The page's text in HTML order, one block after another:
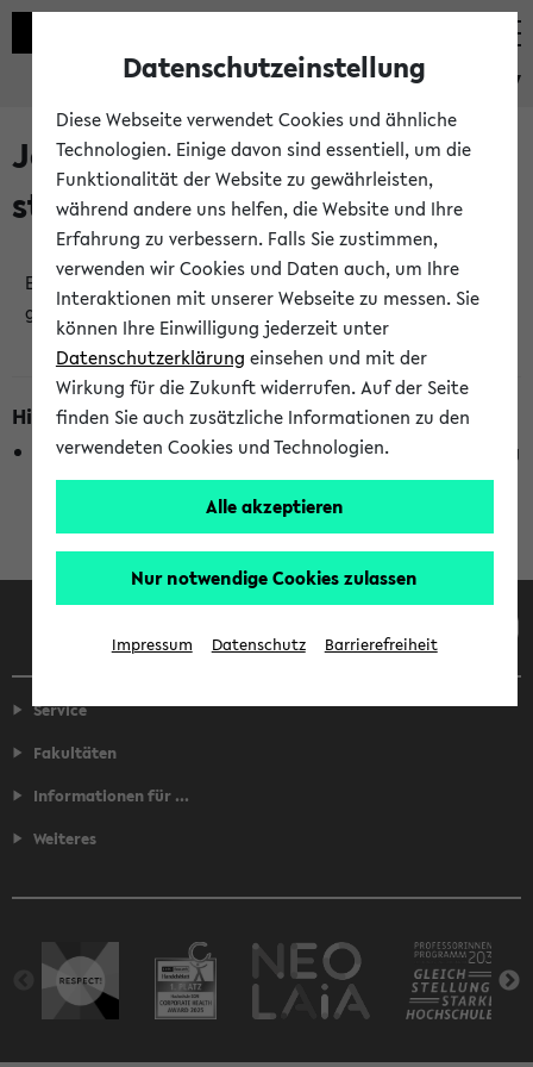
eKVV
Jetzt und in Kürze
stattfindende Veranstaltungen
Es wurden keine jetzt stattfindenden Veranstaltungen
gefunden!
Hinweise zur Liste
Die Anzeige ist semesterübergreifend und nicht abhängig
vom im eKVV gewählten Semester.
Facebook Instagram LinkedIn TikTok
Service
Fakultäten
Informationen für ...
Weiteres
Datenschutzeinstellung
Diese Webseite verwendet Cookies und ähnliche
Technologien. Einige davon sind essentiell, um die
Funktionalität der Website zu gewährleisten,
während andere uns helfen, die Website und Ihre
Erfahrung zu verbessern. Falls Sie zustimmen,
verwenden wir Cookies und Daten auch, um Ihre
Interaktionen mit unserer Webseite zu messen. Sie
können Ihre Einwilligung jederzeit unter
Datenschutzerklärung einsehen und mit der
Wirkung für die Zukunft widerrufen. Auf der Seite
finden Sie auch zusätzliche Informationen zu den
verwendeten Cookies und Technologien.
Alle akzeptieren
Nur notwendige Cookies zulassen
Impressum Datenschutz Barrierefreiheit